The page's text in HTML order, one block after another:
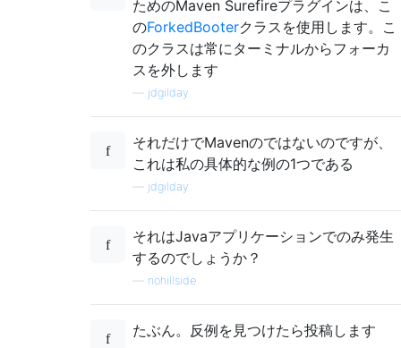
ためのMaven Surefireプラグインは、こ
のForkedBooterクラスを使用します。こ
のクラスは常にターミナルからフォーカ
スを外します
jdgilday
それだけでMavenのではないのですが、
これは私の具体的な例の1つである
jdgilday
それはJavaアプリケーションでのみ発生
するのでしょうか？
nohillside
たぶん。反例を見つけたら投稿します